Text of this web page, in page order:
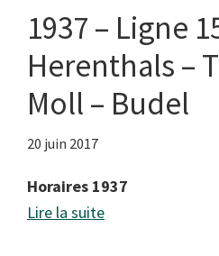
1937 – Ligne
Herenthals –
Moll – Budel
20 juin 2017
Horaires 1937
Lire la suite